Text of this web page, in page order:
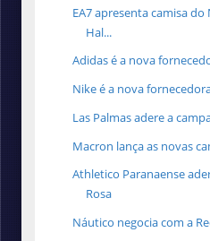
EA7 apresenta camisa
Hal...
Adidas é a nova
Nike é a nova
Las Palmas adere a
Macron lança as novas
Athletico Paranaense
Rosa
Náutico negocia com a